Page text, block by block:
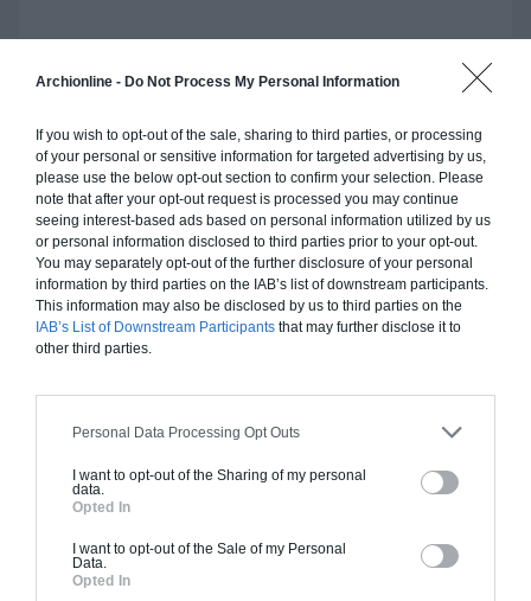
Archionline - Do Not Process My Personal Information
If you wish to opt-out of the sale, sharing to third parties, or processing
of your personal or sensitive information for targeted advertising by us,
please use the below opt-out section to confirm your selection. Please
note that after your opt-out request is processed you may continue
seeing interest-based ads based on personal information utilized by us
or personal information disclosed to third parties prior to your opt-out.
You may separately opt-out of the further disclosure of your personal
information by third parties on the IAB’s list of downstream participants.
This information may also be disclosed by us to third parties on the
IAB’s List of Downstream Participants that may further disclose it to
other third parties.
Personal Data Processing Opt Outs
I want to opt-out of the Sharing of my personal
data.
Opted In
I want to opt-out of the Sale of my Personal
Data.
Opted In
Chiffrage estimatif pour : Fondations et normes
standards. Construction en ossature bois isolé.
Finitions haut de gamme. Le prix "clé en main"
inclut le gros oeuvre et le second oeuvre (cuisine,
peinture, sols...), mais exclut piscine, jardin et
clôture.
À partir de
Je la veux !